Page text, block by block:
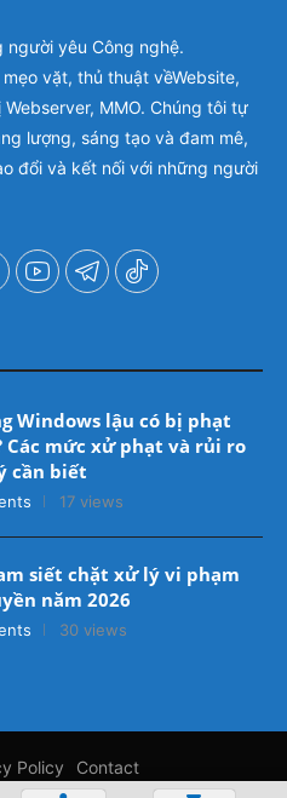
người yêu Công nghệ.
vặt, thủ thuật vềWebsite,
MMO. Chúng tôi tự
lượng, sáng tạo và đam mê,
đổi và kết nối với những người
Windows lậu có bị phạt
Các mức xử phạt và rủi ro
cần biết
17 views
siết chặt xử lý vi phạm
năm 2026
30 views
Policy Contact